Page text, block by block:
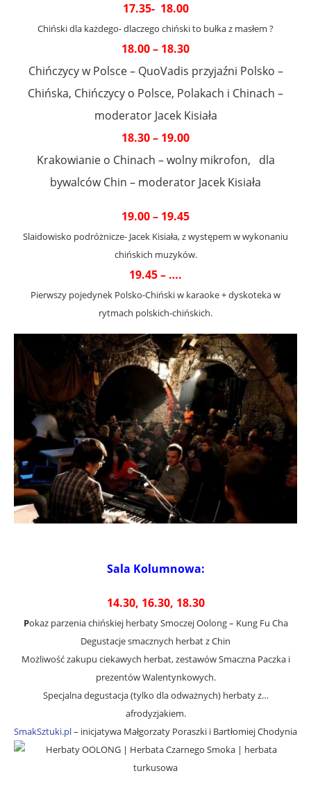
17.35- 18.00
Chiński dla każdego- dlaczego chiński to bułka z masłem ?
18.00 – 18.30
Chińczycy w Polsce – QuoVadis przyjaźni Polsko –
Chińska, Chińczycy o Polsce, Polakach i Chinach –
moderator Jacek Kisiała
18.30 – 19.00
Krakowianie o Chinach – wolny mikrofon, dla
bywalców Chin – moderator Jacek Kisiała
19.00 – 19.45
Slaidowisko podróżnicze- Jacek Kisiała, z występem w wykonaniu
chińskich muzyków.
19.45 – ….
Pierwszy pojedynek Polsko-Chiński w karaoke + dyskoteka w
rytmach polskich-chińskich.
Sala Kolumnowa:
14.30, 16.30, 18.30
Pokaz parzenia chińskiej herbaty Smoczej Oolong – Kung Fu Cha
Degustacje smacznych herbat z Chin
Możliwość zakupu ciekawych herbat, zestawów Smaczna Paczka i
prezentów Walentynkowych.
Specjalna degustacja (tylko dla odważnych) herbaty z…
afrodyzjakiem.
SmakSztuki.pl– inicjatywa Małgorzaty Poraszki i Bartłomiej Chodynia